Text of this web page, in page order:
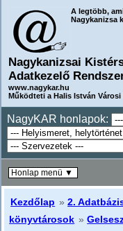
A legtöbb,
Nagykanizsa
Nagykanizsai
Adatkezelő
www.nagykar.hu
Működteti a Halis István
NagyKAR honlapok:
Kezdőlap »2.
könyvtárosok »
Honlap menü ▼